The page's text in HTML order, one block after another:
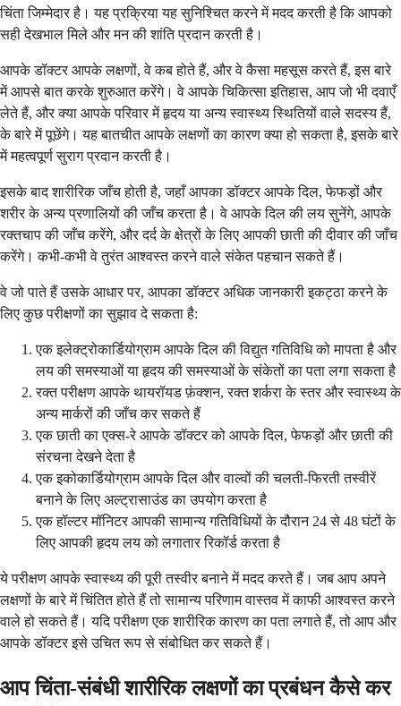
चिंता जिम्मेदार है। यह प्रक्रिया यह सुनिश्चित करने में मदद करती है कि आपको
सही देखभाल मिले और मन की शांति प्रदान करती है।
आपके डॉक्टर आपके लक्षणों, वे कब होते हैं, और वे कैसा महसूस करते हैं, इस बारे
में आपसे बात करके शुरुआत करेंगे। वे आपके चिकित्सा इतिहास, आप जो भी दवाएँ
लेते हैं, और क्या आपके परिवार में हृदय या अन्य स्वास्थ्य स्थितियों वाले सदस्य हैं,
के बारे में पूछेंगे। यह बातचीत आपके लक्षणों का कारण क्या हो सकता है, इसके बारे
में महत्वपूर्ण सुराग प्रदान करती है।
इसके बाद शारीरिक जाँच होती है, जहाँ आपका डॉक्टर आपके दिल, फेफड़ों और
शरीर के अन्य प्रणालियों की जाँच करता है। वे आपके दिल की लय सुनेंगे, आपके
रक्तचाप की जाँच करेंगे, और दर्द के क्षेत्रों के लिए आपकी छाती की दीवार की जाँच
करेंगे। कभी-कभी वे तुरंत आश्वस्त करने वाले संकेत पहचान सकते हैं।
वे जो पाते हैं उसके आधार पर, आपका डॉक्टर अधिक जानकारी इकट्ठा करने के
लिए कुछ परीक्षणों का सुझाव दे सकता है:
एक इलेक्ट्रोकार्डियोग्राम आपके दिल की विद्युत गतिविधि को मापता है और
लय की समस्याओं या हृदय की समस्याओं के संकेतों का पता लगा सकता है
रक्त परीक्षण आपके थायरॉयड फ़ंक्शन, रक्त शर्करा के स्तर और स्वास्थ्य के
अन्य मार्करों की जाँच कर सकते हैं
एक छाती का एक्स-रे आपके डॉक्टर को आपके दिल, फेफड़ों और छाती की
संरचना देखने देता है
एक इकोकार्डियोग्राम आपके दिल और वाल्वों की चलती-फिरती तस्वीरें
बनाने के लिए अल्ट्रासाउंड का उपयोग करता है
एक हॉल्टर मॉनिटर आपकी सामान्य गतिविधियों के दौरान 24 से 48 घंटों के
लिए आपकी हृदय लय को लगातार रिकॉर्ड करता है
ये परीक्षण आपके स्वास्थ्य की पूरी तस्वीर बनाने में मदद करते हैं। जब आप अपने
लक्षणों के बारे में चिंतित होते हैं तो सामान्य परिणाम वास्तव में काफी आश्वस्त करने
वाले हो सकते हैं। यदि परीक्षण एक शारीरिक कारण का पता लगाते हैं, तो आप और
आपके डॉक्टर इसे उचित रूप से संबोधित कर सकते हैं।
आप चिंता-संबंधी शारीरिक लक्षणों का प्रबंधन कैसे कर